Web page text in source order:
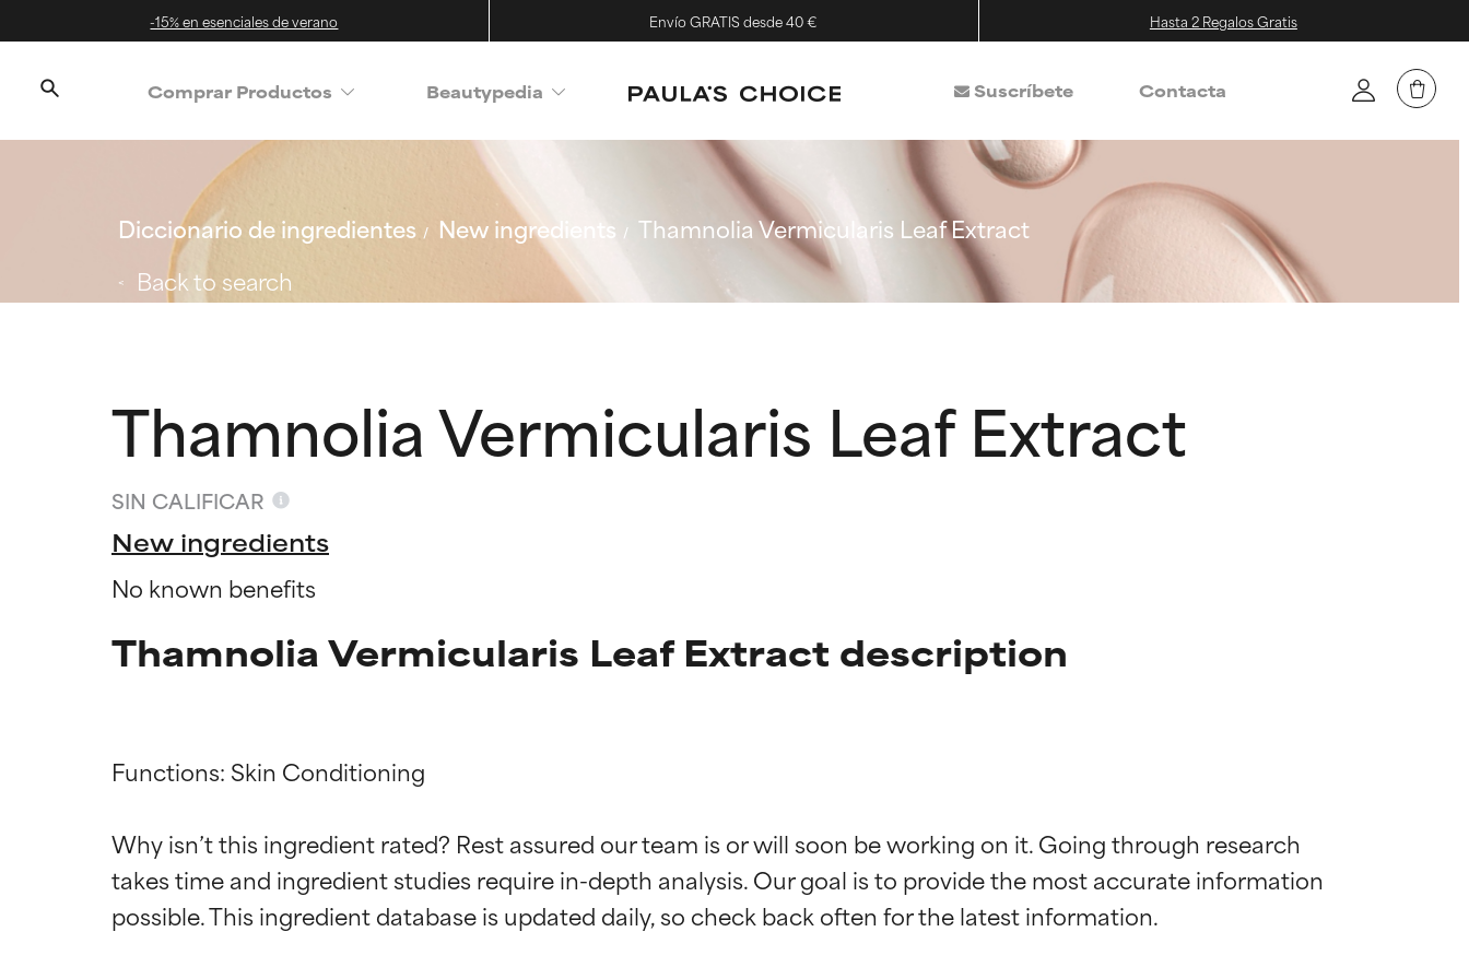
-15% en esenciales de verano Envío GRATIS desde 40 € Hasta 2 Regalos Gratis
Comprar Productos Beautypedia Suscríbete Contacta
Diccionario de ingredientes New ingredients
Thamnolia Vermicularis Leaf Extract
Back to search
Thamnolia Vermicularis Leaf Extract
SIN CALIFICAR
New ingredients
No known benefits
Thamnolia Vermicularis Leaf Extract description
Functions: Skin Conditioning
Why isn’t this ingredient rated? Rest assured our team is or will soon be working on it. Going through research
takes time and ingredient studies require in-depth analysis. Our goal is to provide the most accurate information
Calificaciones de ingredientes
EXCELENTE
Calificaciones de ingredientes
EXCELENTE